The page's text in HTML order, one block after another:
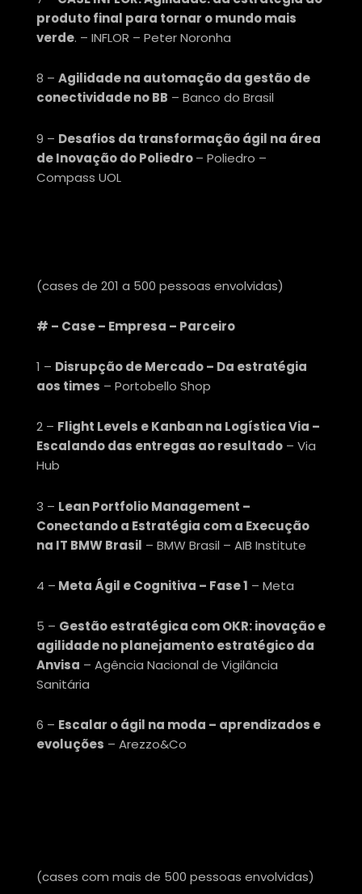
produto final para tornar o mundo mais
verde. – INFLOR – Peter Noronha
8 – Agilidade na automação da gestão de
conectividade no BB – Banco do Brasil
9 – Desafios da transformação ágil na área
de Inovação do Poliedro– Poliedro –
Compass UOL
(cases de 201 a 500 pessoas envolvidas)
# – Case – Empresa – Parceiro
1 – Disrupção de Mercado – Da estratégia
aos times – Portobello Shop
2 – Flight Levels e Kanban na Logística Via –
Escalando das entregas ao resultado – Via
Hub
3 – Lean Portfolio Management –
Conectando a Estratégia com a Execução
na IT BMW Brasil – BMW Brasil – AIB Institute
4 – Meta Ágil e Cognitiva – Fase 1 – Meta
5 – Gestão estratégica com OKR: inovação e
agilidade no planejamento estratégico da
Anvisa – Agência Nacional de Vigilância
Sanitária
6 – Escalar o ágil na moda – aprendizados e
evoluções – Arezzo&Co
(cases com mais de 500 pessoas envolvidas)